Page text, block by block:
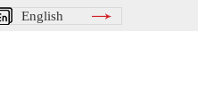
English